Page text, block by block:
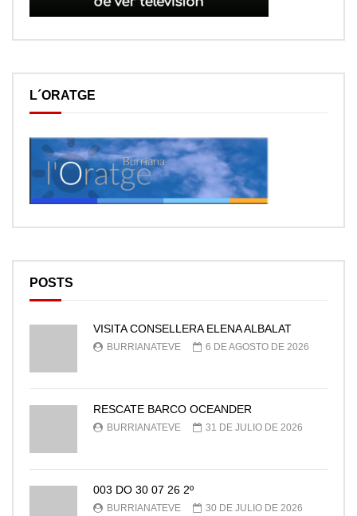
L´ORATGE
POSTS
VISITA CONSELLERA ELENA ALBALAT
BURRIANATEVE 6 DE AGOSTO DE 2026
RESCATE BARCO OCEANDER
BURRIANATEVE 31 DE JULIO DE 2026
003 DO 30 07 26 2º
BURRIANATEVE 30 DE JULIO DE 2026